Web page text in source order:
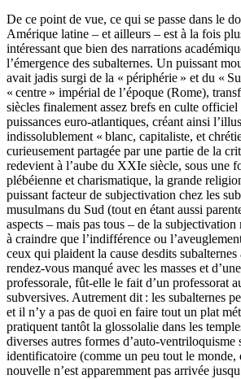
De ce point de vue, ce qui se passe dans le
Amérique latine – et ailleurs – est à la fois
intéressant que bien des narrations
l’émergence des subalternes. Un puissant
avait jadis surgi de la « périphérie » et du «
« centre » impérial de l’époque (Rome),
siècles finalement assez brefs en culte officiel
puissances euro-atlantiques, créant ainsi
indissolublement « blanc, capitaliste, et
curieusement partagée par une partie de la
redevient à l’aube du XXIe siècle, sous une
plébéienne et charismatique, la grande
puissant facteur de subjectivation chez les
musulmans du Sud (tout en étant aussi
aspects – mais pas tous – de la
à craindre que l’indifférence ou
ceux qui plaident la cause desdits subalternes
rendez-vous manqué avec les masses et
professorale, fût-elle le fait d’un professorat
subversives. Autrement dit : les subalternes
et il n’y a pas de quoi en faire tout un plat
pratiquent tantôt la glossolalie dans les
diverses autres formes d’auto-ventriloquisme
identificatoire (comme un peu tout le monde,
nouvelle n’est apparemment pas arrivée